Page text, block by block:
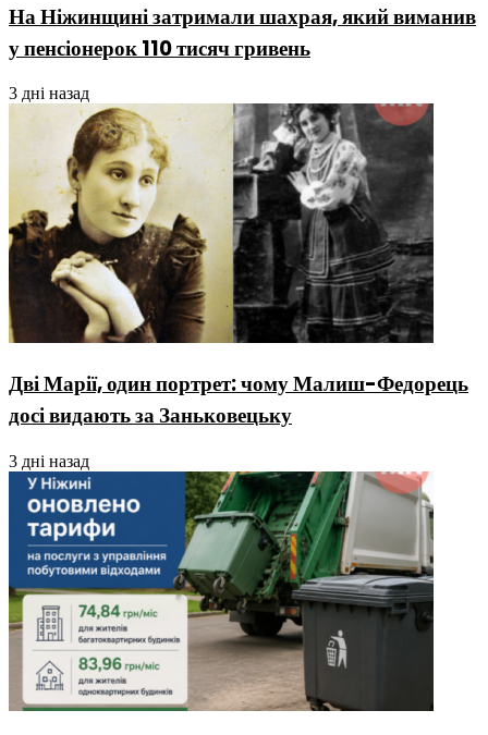
На Ніжинщині затримали шахрая, який виманив
у пенсіонерок 110 тисяч гривень
3 дні назад
Дві Марії, один портрет: чому Малиш-Федорець
досі видають за Заньковецьку
3 дні назад